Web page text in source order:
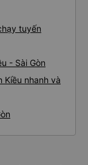
tuyến
- Sài Gòn
Kiều nhanh và